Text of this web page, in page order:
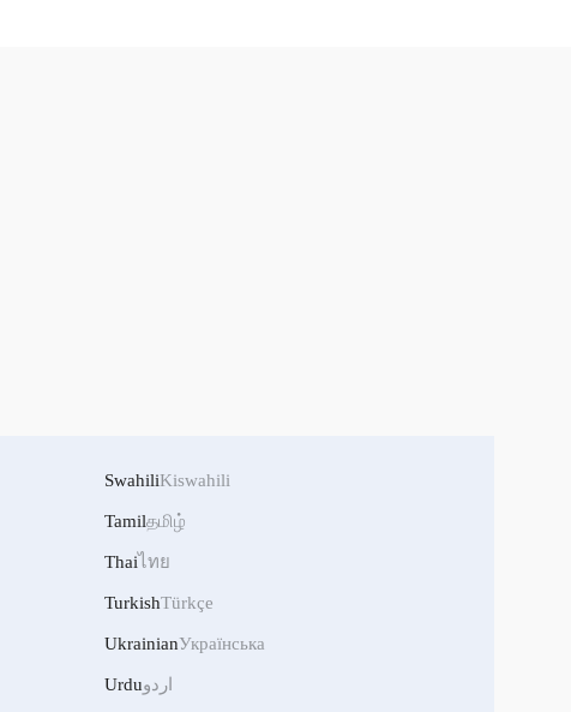
SwahiliKiswahili
Tamilதமிழ்
Thaiไทย
TurkishTürkçe
UkrainianУкраїнська
Urduاردو